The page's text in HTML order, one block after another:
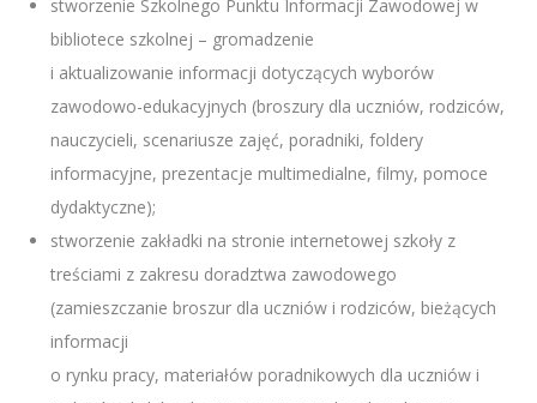
stworzenie Szkolnego Punktu Informacji Zawodowej w
bibliotece szkolnej – gromadzenie
i aktualizowanie informacji dotyczących wyborów
zawodowo-edukacyjnych (broszury dla uczniów, rodziców,
nauczycieli, scenariusze zajęć, poradniki, foldery
informacyjne, prezentacje multimedialne, filmy, pomoce
dydaktyczne);
stworzenie zakładki na stronie internetowej szkoły z
treściami z zakresu doradztwa zawodowego
(zamieszczanie broszur dla uczniów i rodziców, bieżących
informacji
o rynku pracy, materiałów poradnikowych dla uczniów i